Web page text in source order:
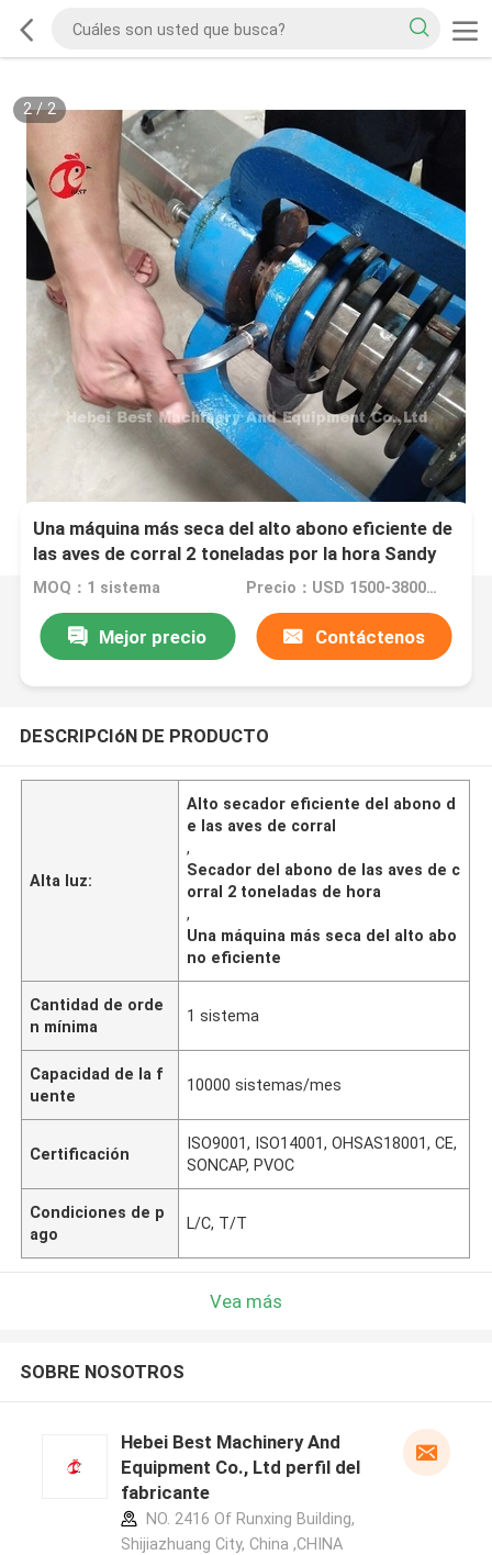
2/2
Una máquina más seca del alto abono eficiente de
las aves de corral 2 toneladas por la hora Sandy
MOQ：1 sistema Precio：USD 1500-3800/set
Mejor precio Contáctenos
DESCRIPCIóN DE PRODUCTO
Alta luz:
Alto secador eficiente del abono d
e las aves de corral
,
Secador del abono de las aves de c
orral 2 toneladas de hora
,
Una máquina más seca del alto abo
no eficiente
Cantidad de orde
n mínima
1 sistema
Capacidad de la f
uente
10000 sistemas/mes
Certificación
ISO9001, ISO14001, OHSAS18001, CE,
SONCAP, PVOC
Condiciones de p
ago
L/C, T/T
Vea más
SOBRE NOSOTROS
Hebei Best Machinery And
Equipment Co., Ltd perfil del
fabricante
NO. 2416 Of Runxing Building,
Shijiazhuang City, China ,CHINA